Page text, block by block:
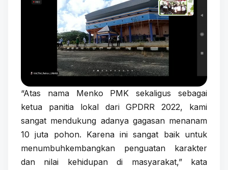
“Atas nama Menko PMK sekaligus sebagai
ketua panitia lokal dari GPDRR 2022, kami
sangat mendukung adanya gagasan menanam
10 juta pohon. Karena ini sangat baik untuk
menumbuhkembangkan penguatan karakter
dan nilai kehidupan di masyarakat,” kata